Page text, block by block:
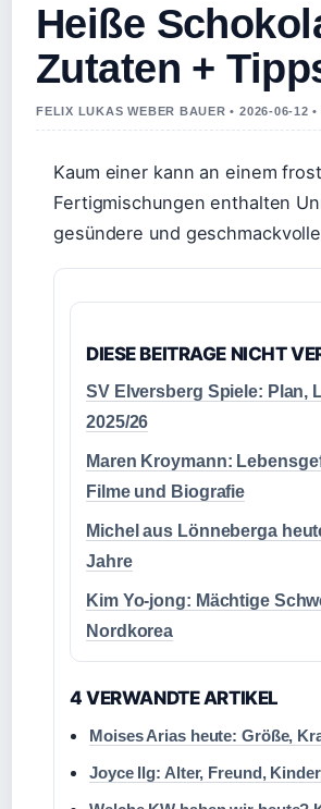
Heiße
Zutaten +
FELIX LUKAS WEBER BAUER • 2026-06-12
Kaum einer kann an einem
Fertigmischungen enthalten
gesündere und
DIESE BEITRAGE NICHT
SV Elversberg Spiele: Plan,
2025/26
Maren Kroymann:
Filme und Biografie
Michel aus Lönneberga
Jahre
Kim Yo-jong: Mächtige
Nordkorea
4 VERWANDTE ARTIKEL
Moises Arias heute: Größe,
Joyce Ilg: Alter, Freund,